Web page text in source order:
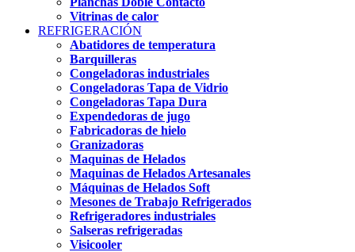
Vitrinas de calor
REFRIGERACIÓN
Abatidores de temperatura
Barquilleras
Congeladoras industriales
Congeladoras Tapa de Vidrio
Congeladoras Tapa Dura
Expendedoras de jugo
Fabricadoras de hielo
Granizadoras
Maquinas de Helados
Maquinas de Helados Artesanales
Máquinas de Helados Soft
Mesones de Trabajo Refrigerados
Refrigeradores industriales
Salseras refrigeradas
Visicooler